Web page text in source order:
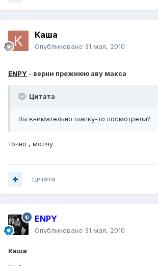
Каша
Опубликовано 31 мая, 2010
ENPY - верни прежнюю аву макса
Цитата
Вы внимательно шапку-то посмотрели?
точно , молчу
Цитата
ENPY
Опубликовано 31 мая, 2010
Каша